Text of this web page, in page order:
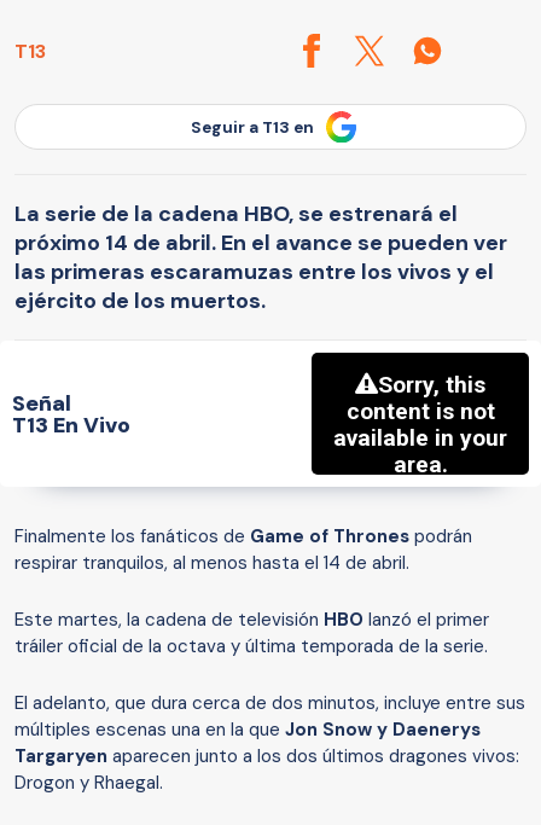
T13
Seguir a T13 en
La serie de la cadena HBO, se estrenará el
próximo 14 de abril. En el avance se pueden ver
las primeras escaramuzas entre los vivos y el
ejército de los muertos.
Señal
T13 En Vivo
Finalmente los fanáticos de Game of Thrones podrán
respirar tranquilos, al menos hasta el 14 de abril.
Este martes, la cadena de televisión HBO lanzó el primer
tráiler oficial de la octava y última temporada de la serie.
El adelanto, que dura cerca de dos minutos, incluye entre sus
múltiples escenas una en la que Jon Snow y Daenerys
Targaryen aparecen junto a los dos últimos dragones vivos:
Drogon y Rhaegal.